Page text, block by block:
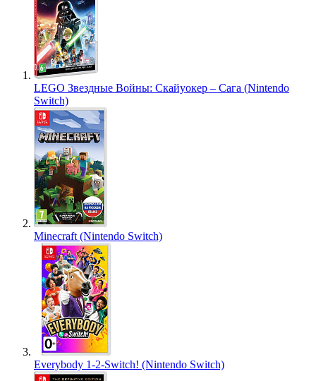
LEGO Звездные Войны: Скайуокер – Сага (Nintendo
Switch)
Minecraft (Nintendo Switch)
Everybody 1-2-Switch! (Nintendo Switch)